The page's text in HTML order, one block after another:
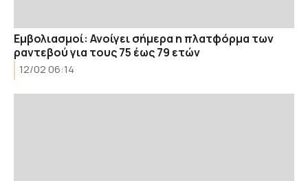
Εμβολιασμοί: Ανοίγει σήμερα η πλατφόρμα των
ραντεβού για τους 75 έως 79 ετών
12/02 06:14